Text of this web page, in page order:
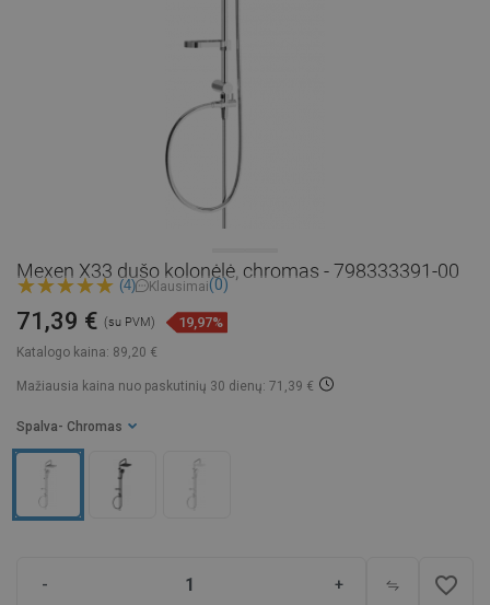
Mexen X33 dušo kolonėlė, chromas - 798333391-00
(4) Klausimai(0)
Katalogo kaina: 89,20 €
71,39 € (su PVM) 19,97%
Mažiausia kaina nuo paskutinių 30 dienų: 71,39 €
Spalva - Chromas
- + favorite_border